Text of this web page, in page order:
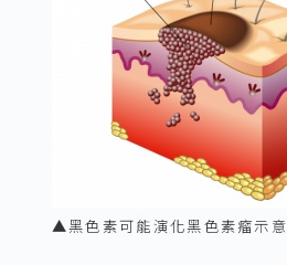
▲黑色素可能演化黑色素瘤示意